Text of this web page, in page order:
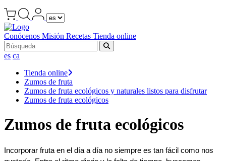
Conócenos Misión Recetas Tienda online
es ca
Tienda online
Zumos de fruta
Zumos de fruta ecológicos y naturales listos para disfrutar
Zumos de fruta ecológicos
Zumos de fruta ecológicos
Incorporar fruta en el día a día no siempre es tan fácil como nos